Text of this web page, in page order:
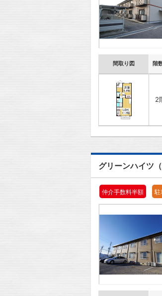
間取り図 階
2
グリーンハイツ（
仲介手数料半額 駐